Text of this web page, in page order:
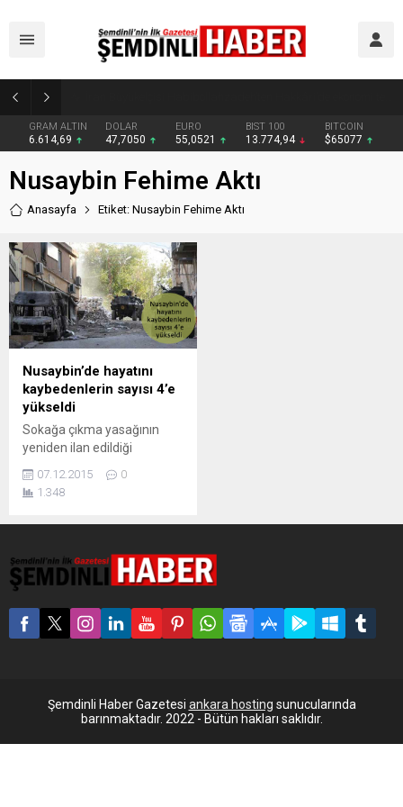
GRAM ALTIN
6.614,69
DOLAR
47,7050
EURO
55,0521
BIST 100
13.774,94
BITCOIN
$65077
Nusaybin Fehime Aktı
Anasayfa Etiket: Nusaybin Fehime Aktı
Nusaybin’de hayatını
kaybedenlerin sayısı 4’e
yükseldi
Sokağa çıkma yasağının
yeniden ilan edildiği
polis 56 yaşındaki Fehime
Aktı’yı öldürdü. 12 yaşındaki
ilan edilen sokağa çıkma
yasağında Nusaybin’de
hayatını kaybeden sivil
yurttaş sayısı 4’e yükseldi.
56 yaşında olduğu öğrenilen
07.12.2015
0
1.348
Şemdinli Haber Gazetesi ankara hosting sunucularında
barınmaktadır. 2022 - Bütün hakları saklıdır.